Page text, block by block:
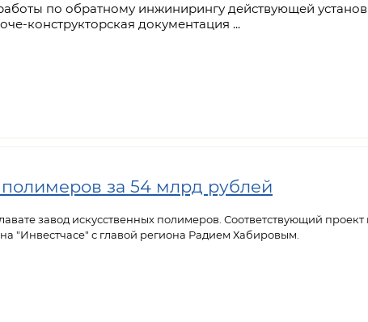
по обратному инжинирингу действующей
конструкторская документация ...
за 54 млрд рублей
завод искусственных полимеров. Соответствующий
"Инвестчасе" с главой региона Радием Хабировым.